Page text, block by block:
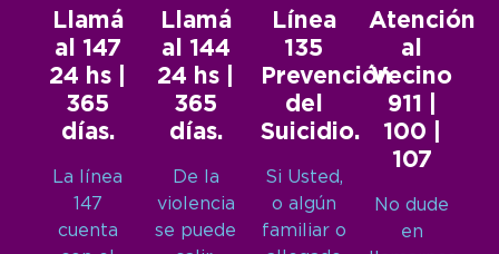
Llamá
al 147
24 hs |
365
días.
La línea
147
cuenta
Llamá
al 144
24 hs |
365
días.
De la
violencia
se puede
Línea
135
Prevención
del
Suicidio.
Si Usted,
o algún
familiar o
Atención
al
Vecino
911 |
100 |
107
No dude
en